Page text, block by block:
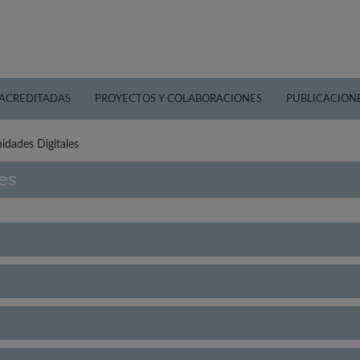
PROYECTOS Y COLABORACIONES
Digitales